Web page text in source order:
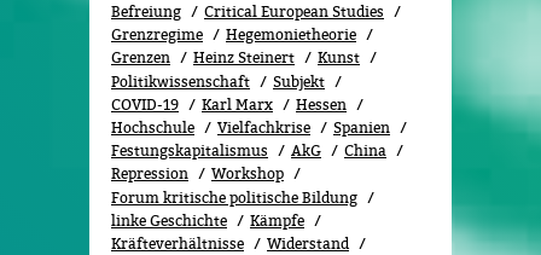
Befreiung
Critical European Studies
Grenzregime
Hegemonietheorie
Grenzen
Heinz Steinert
Kunst
Politikwissenschaft
Subjekt
COVID-19
Karl Marx
Hessen
Hochschule
Vielfachkrise
Spanien
Festungskapitalismus
AkG
China
Repression
Workshop
Forum kritische politische Bildung
linke Geschichte
Kämpfe
Kräfteverhältnisse
Widerstand